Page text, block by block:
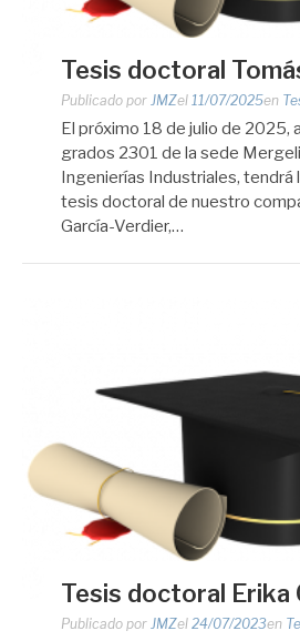
Tesis doctoral
Publicado por JMZel 11/07/2025en
El próximo 18 de julio de 2025,
grados 2301 de la sede
Ingenierías Industriales, tendrá
tesis doctoral de nuestro
García-Verdier,…
Tesis doctoral Erika
Publicado por JMZel 24/07/2023en